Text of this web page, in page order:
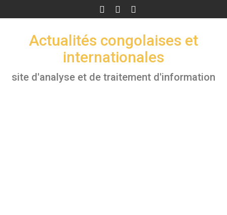
to
Actualités congolaises et
internationales
site d'analyse et de traitement d'information